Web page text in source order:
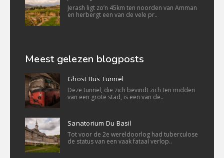
Jerash ligt zo’n 45km ten noorden van Amman
en herbergt een van de vele pr..
Meest gelezen blogposts
Ghost Bus Tunnel
Deze tunnel, die zich bevindt zich ten midden
van een grote stad, is een van de..
Sanatorium Du Basil
Tot voor de 2e wereldoorlog had tuberculose
de status van een vaak fataal verlop..